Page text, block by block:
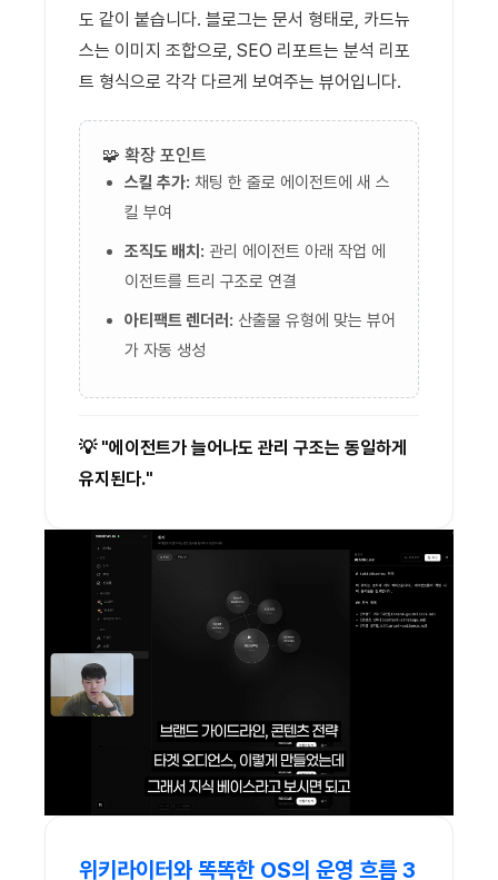
도 같이 붙습니다. 블로그는 문서 형태로, 카드뉴
스는 이미지 조합으로, SEO 리포트는 분석 리포
트 형식으로 각각 다르게 보여주는 뷰어입니다.
🧩 확장 포인트
스킬 추가: 채팅 한 줄로 에이전트에 새 스
킬 부여
조직도 배치: 관리 에이전트 아래 작업 에
이전트를 트리 구조로 연결
아티팩트 렌더러: 산출물 유형에 맞는 뷰어
가 자동 생성
💡 "에이전트가 늘어나도 관리 구조는 동일하게
유지된다."
위키라이터와 똑똑한 OS의 운영 흐름 3